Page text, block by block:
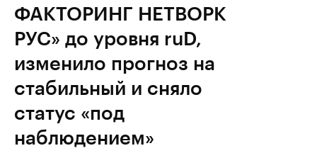
ФАКТОРИНГ НЕТВОРК
РУС» до уровня ruD,
изменило прогноз на
стабильный и сняло
статус «под
наблюдением»